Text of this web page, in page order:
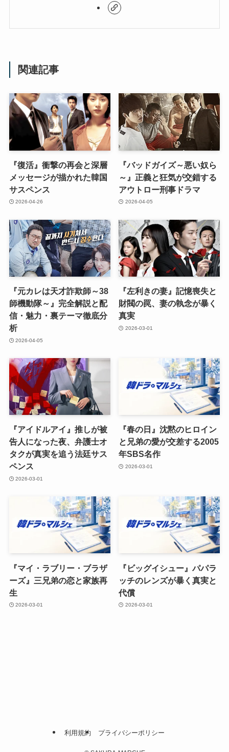
関連記事
『復活』衝撃の再会と深層
メッセージが描かれた韓国
サスペンス
2026-04-26
『バッドガイズ～悪い奴ら
～』正義と狂気が交錯する
アウトロー刑事ドラマ
2026-04-05
『元カレは天才詐欺師～38
師機動隊～』完全解説と配
信・魅力・裏テーマ徹底分
析
2026-04-05
『左利きの妻』記憶喪失と
財閥の罠、妻の執念が暴く
真実
2026-03-01
『アイドルアイ』推しが被
告人になった夜、弁護士オ
タクが真実を追う法廷サス
ペンス
2026-03-01
『春の日』沈黙のヒロイン
と兄弟の愛が交差する2005
年SBS名作
2026-03-01
『マイ・ラブリー・ブラザ
ーズ』三兄弟の恋と家族再
生
2026-03-01
『ビッグイシュー』パパラ
ッチのレンズが暴く真実と
代償
2026-03-01
利用規約 プライバシーポリシー